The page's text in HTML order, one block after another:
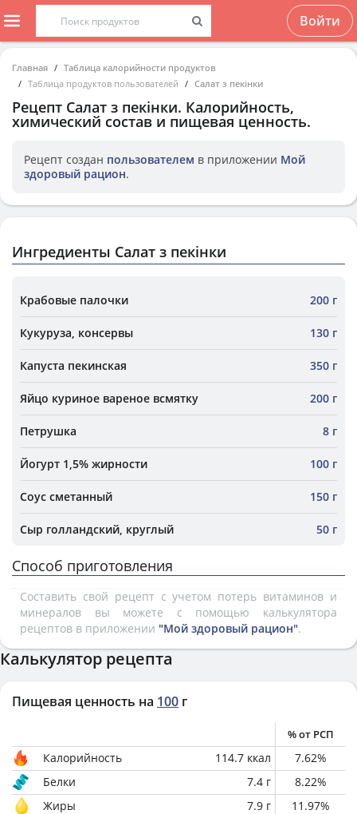
Войти
Главная
Таблица калорийности продуктов
Таблица продуктов пользователей
Салат з пекінки
Рецепт Салат з пекінки. Калорийность,
химический состав и пищевая ценность.
Рецепт создан пользователем в приложении Мой
здоровый рацион.
Ингредиенты Салат з пекінки
Крабовые палочки 200 г
Кукуруза, консервы 130 г
Капуста пекинская 350 г
Яйцо куриное вареное всмятку 200 г
Петрушка 8 г
Йогурт 1,5% жирности 100 г
Соус сметанный 150 г
Сыр голландский, круглый 50 г
Способ приготовления
Составить свой рецепт с учетом потерь витаминов и
минералов вы можете с помощью калькулятора
рецептов в приложении "Мой здоровый рацион".
Калькулятор рецепта
Пищевая ценность на 100 г
% от РСП
Калорийность 114.7 ккал 7.62%
Белки
7.4 г 8.22%
Жиры
7.9 г 11.97%